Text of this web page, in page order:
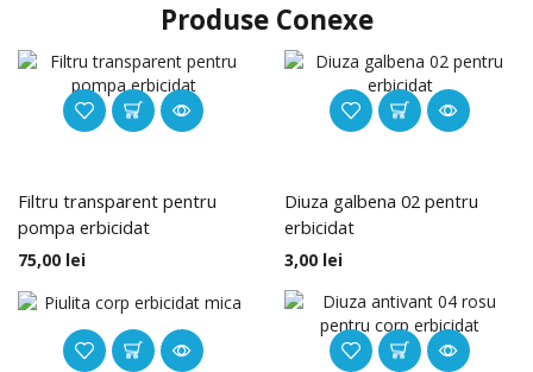
Produse Conexe
Filtru transparent pentru
pompa erbicidat
75,00 lei
Diuza galbena 02 pentru
erbicidat
3,00 lei